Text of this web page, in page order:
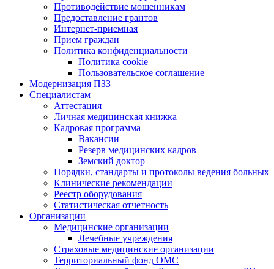
Противодействие мошенникам
Предоставление грантов
Интернет-приемная
Прием граждан
Политика конфиденциальности
Политика cookie
Пользовательское соглашение
Модернизация ПЗЗ
Специалистам
Аттестация
Личная медицинская книжка
Кадровая программа
Вакансии
Резерв медицинских кадров
Земский доктор
Порядки, стандарты и протоколы ведения больных
Клинические рекомендации
Реестр оборудования
Статистическая отчетность
Организации
Медицинские организации
Лечебные учреждения
Страховые медицинские организации
Территориальный фонд ОМС